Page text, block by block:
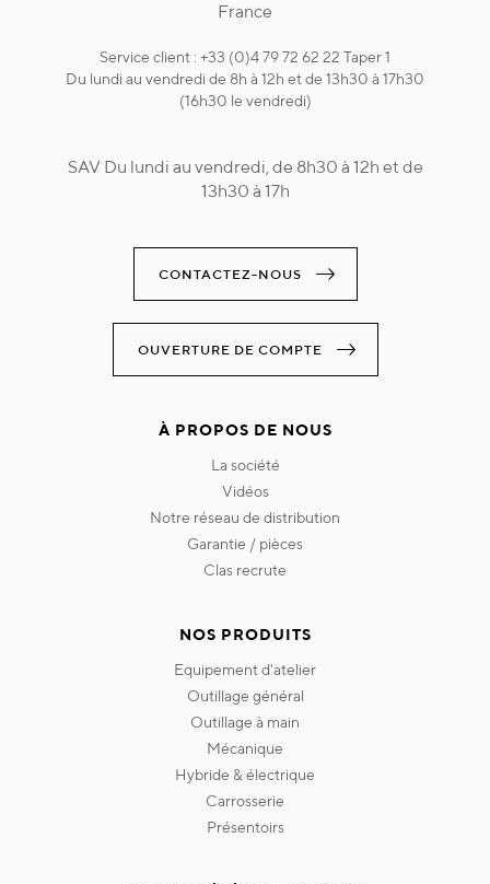
France
Service client : +33 (0)4 79 72 62 22 Taper 1
Du lundi au vendredi de 8h à 12h et de 13h30 à 17h30
(16h30 le vendredi)
SAV Du lundi au vendredi, de 8h30 à 12h et de
13h30 à 17h
CONTACTEZ-NOUS
OUVERTURE DE COMPTE
À PROPOS DE NOUS
la société
vidéos
notre réseau de distribution
garantie / pièces
clas recrute
NOS PRODUITS
equipement d'atelier
outillage général
outillage à main
mécanique
hybride & électrique
carrosserie
présentoirs